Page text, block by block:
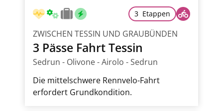
3 Etappen
ZWISCHEN TESSIN UND GRAUBÜNDEN
3 Pässe Fahrt Tessin
Sedrun - Olivone - Airolo - Sedrun
Die mittelschwere Rennvelo-Fahrt
erfordert Grundkondition.